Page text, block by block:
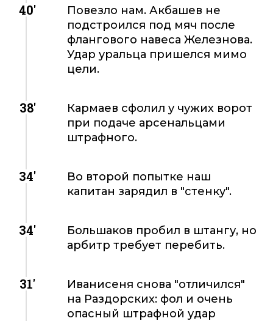
40'
Повезло нам. Акбашев не
подстроился под мяч после
флангового навеса Железнова.
Удар уральца пришелся мимо
цели.
38'
Кармаев сфолил у чужих ворот
при подаче арсенальцами
штрафного.
34'
Во второй попытке наш
капитан зарядил в "стенку".
34'
Большаков пробил в штангу, но
арбитр требует перебить.
31'
Иванисеня снова "отличился"
на Раздорских: фол и очень
опасный штрафной удар